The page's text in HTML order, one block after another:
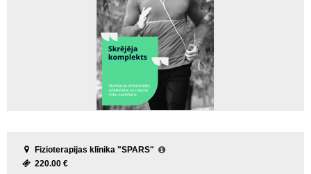
Fizioterapijas klīnika "SPARS"
220.00 €